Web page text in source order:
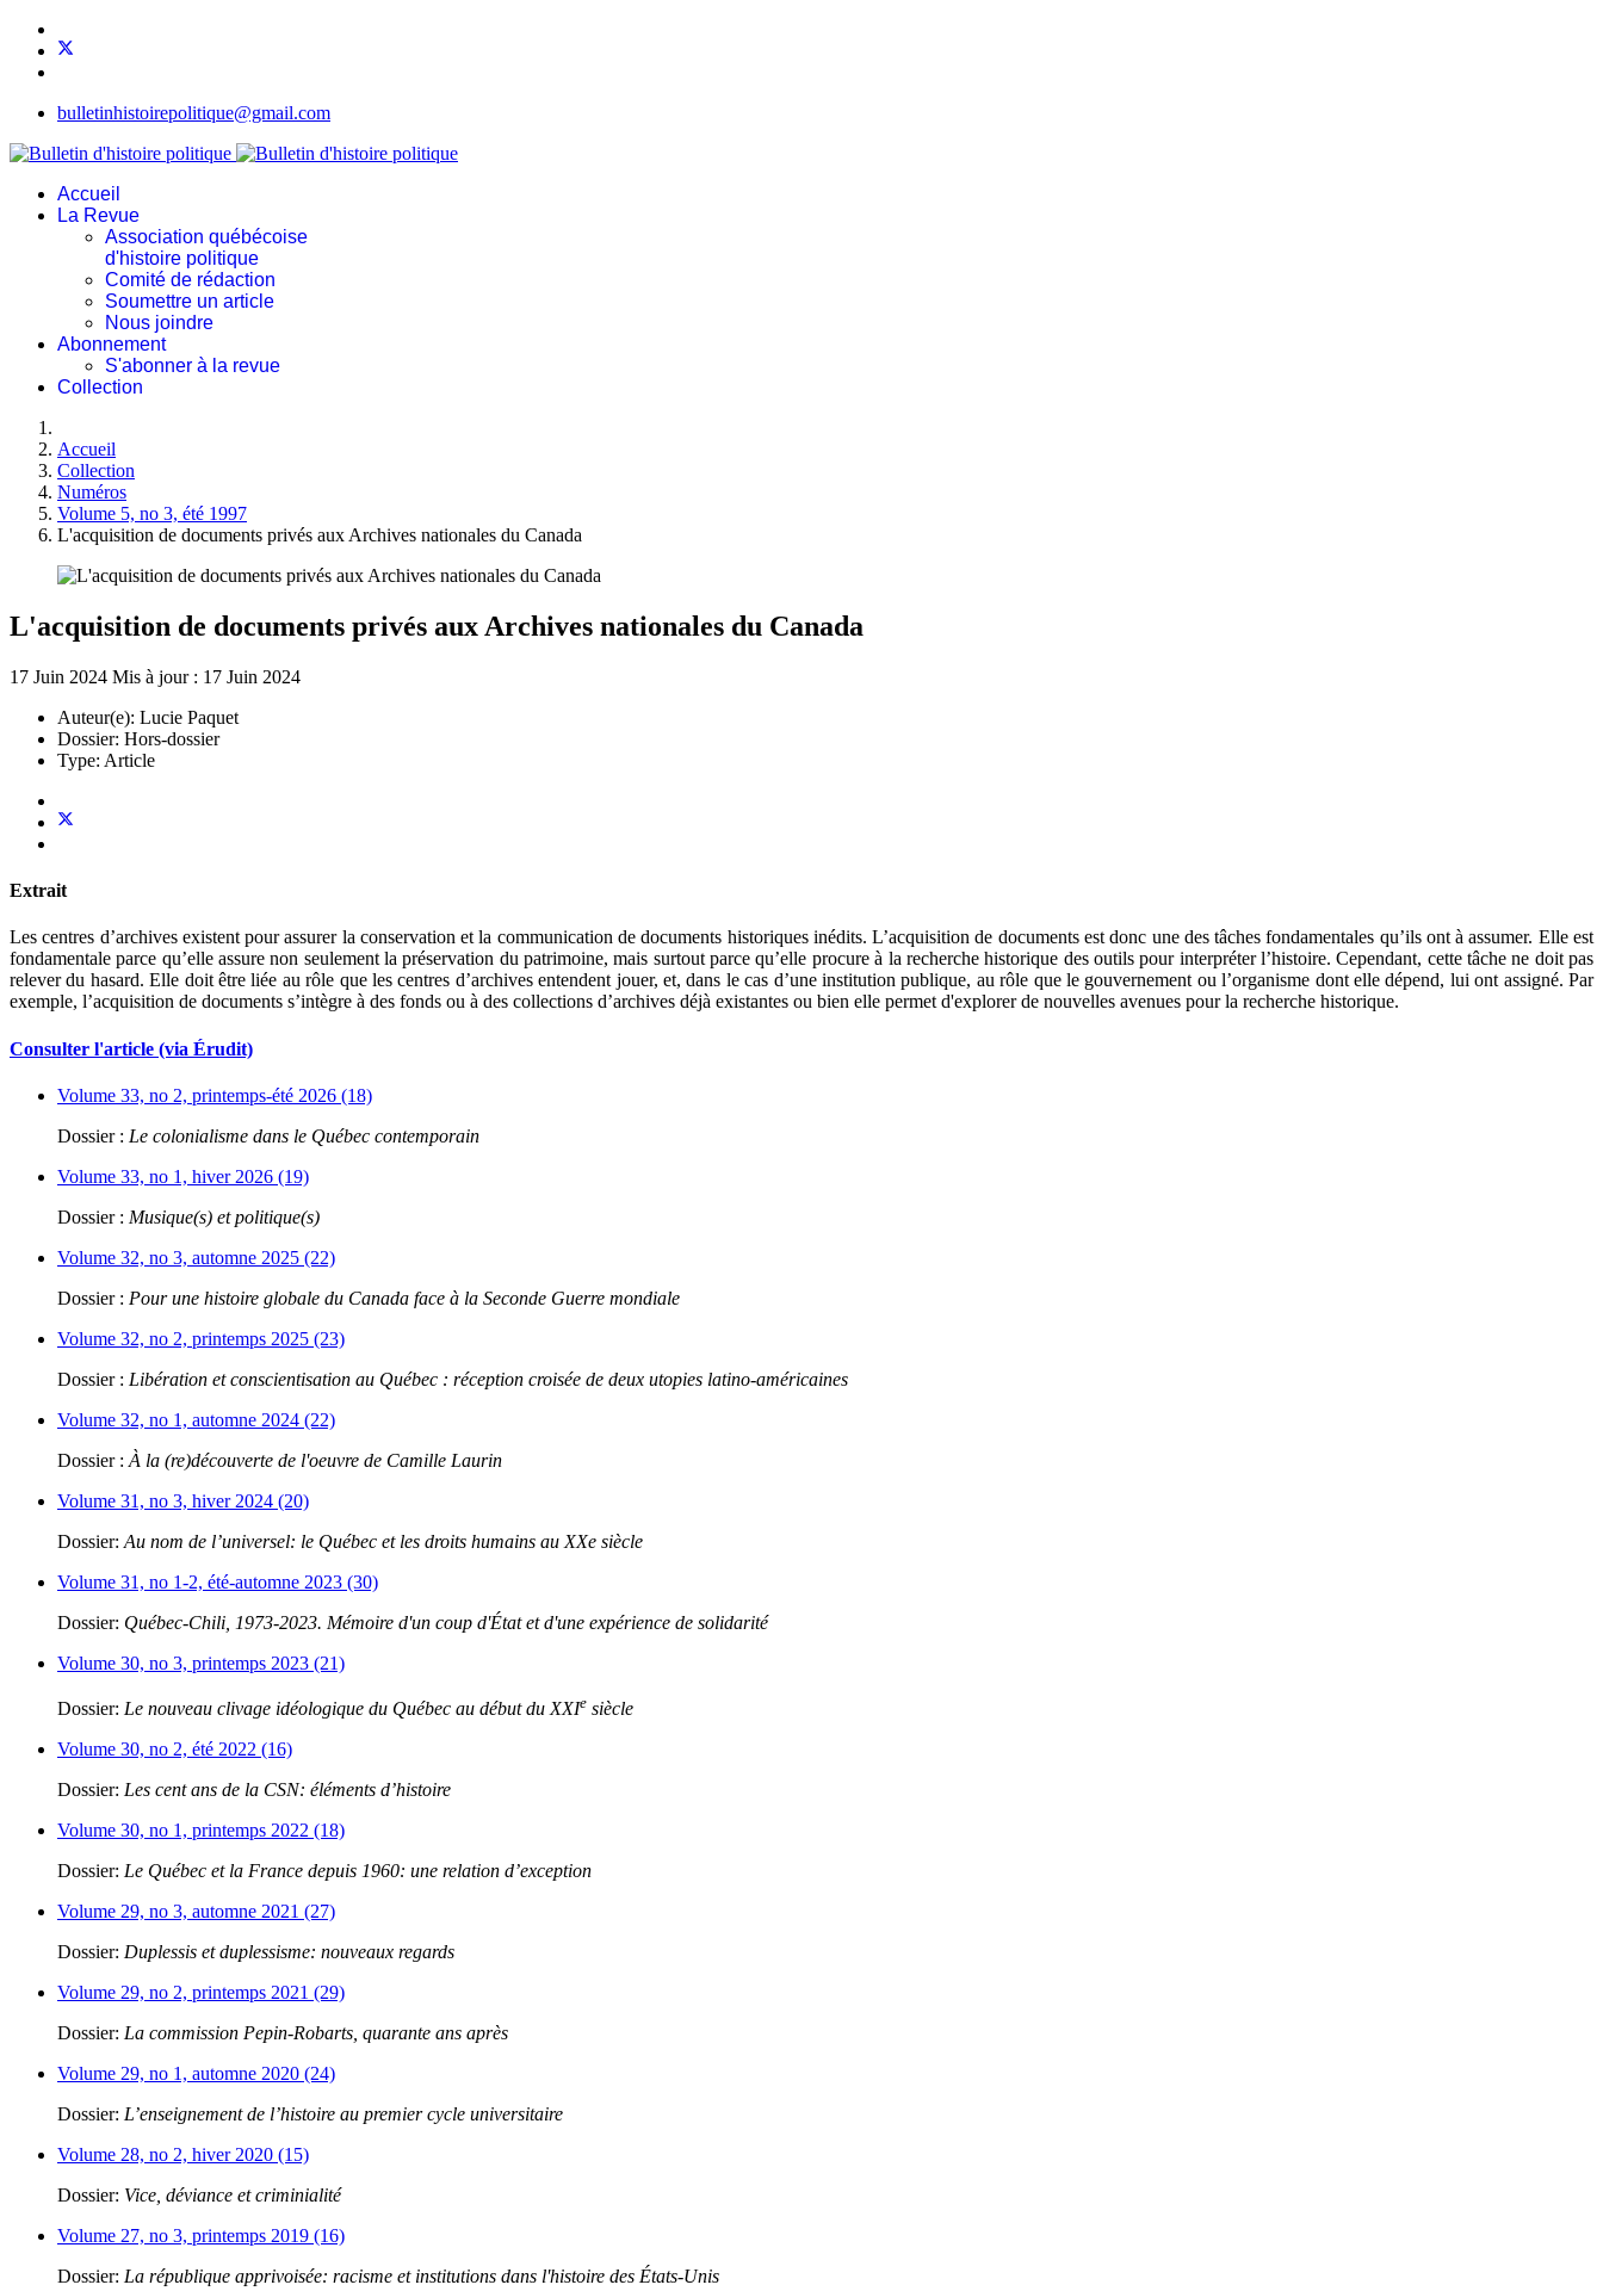
bulletinhistoirepolitique@gmail.com
Accueil
La Revue
Association québécoise
d'histoire politique
Comité de rédaction
Soumettre un article
Nous joindre
Abonnement
S'abonner à la revue
Collection
Accueil
Collection
Numéros
Volume 5, no 3, été 1997
L'acquisition de documents privés aux Archives nationales du Canada
L'acquisition de documents privés aux Archives nationales du Canada
17 Juin 2024 Mis à jour : 17 Juin 2024
Auteur(e): Lucie Paquet
Dossier: Hors-dossier
Type: Article
Extrait
Les centres d’archives existent pour assurer la conservation et la communication de documents historiques inédits. L’acquisition de documents est donc une des tâches fondamentales qu’ils ont à assumer. Elle est
fondamentale parce qu’elle assure non seulement la préservation du patrimoine, mais surtout parce qu’elle procure à la recherche historique des outils pour interpréter l’histoire. Cependant, cette tâche ne doit pas
relever du hasard. Elle doit être liée au rôle que les centres d’archives entendent jouer, et, dans le cas d’une institution publique, au rôle que le gouvernement ou l’organisme dont elle dépend, lui ont assigné. Par
exemple, l’acquisition de documents s’intègre à des fonds ou à des collections d’archives déjà existantes ou bien elle permet d'explorer de nouvelles avenues pour la recherche historique.
Consulter l'article (via Érudit)
Volume 33, no 2, printemps-été 2026 (18)
Dossier : Le colonialisme dans le Québec contemporain
Volume 33, no 1, hiver 2026 (19)
Dossier : Musique(s) et politique(s)
Volume 32, no 3, automne 2025 (22)
Dossier : Pour une histoire globale du Canada face à la Seconde Guerre mondiale
Volume 32, no 2, printemps 2025 (23)
Dossier : Libération et conscientisation au Québec : réception croisée de deux utopies latino-américaines
Volume 32, no 1, automne 2024 (22)
Dossier : À la (re)découverte de l'oeuvre de Camille Laurin
Volume 31, no 3, hiver 2024 (20)
Dossier: Au nom de l’universel: le Québec et les droits humains au XXe siècle
Volume 31, no 1-2, été-automne 2023 (30)
Dossier: Québec-Chili, 1973-2023. Mémoire d'un coup d'État et d'une expérience de solidarité
Volume 30, no 3, printemps 2023 (21)
Dossier: Le nouveau clivage idéologique du Québec au début du XXIe siècle
Volume 30, no 2, été 2022 (16)
Dossier: Les cent ans de la CSN: éléments d’histoire
Volume 30, no 1, printemps 2022 (18)
Dossier: Le Québec et la France depuis 1960: une relation d’exception
Volume 29, no 3, automne 2021 (27)
Dossier: Duplessis et duplessisme: nouveaux regards
Volume 29, no 2, printemps 2021 (29)
Dossier: La commission Pepin-Robarts, quarante ans après
Volume 29, no 1, automne 2020 (24)
Dossier: L’enseignement de l’histoire au premier cycle universitaire
Volume 28, no 2, hiver 2020 (15)
Dossier: Vice, déviance et criminialité
Volume 27, no 3, printemps 2019 (16)
Dossier: La république apprivoisée: racisme et institutions dans l'histoire des États-Unis